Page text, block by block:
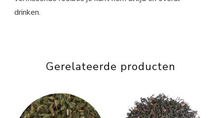
drinken.
Gerelateerde producten